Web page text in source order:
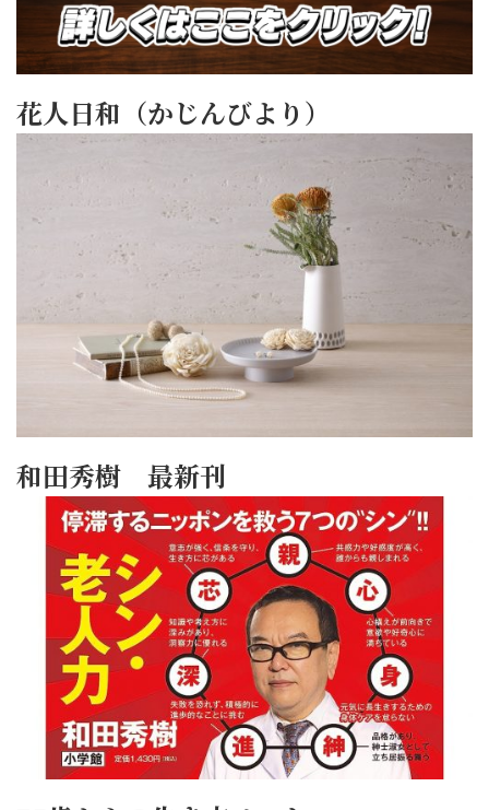
花人日和（かじんびより）
和田秀樹 最新刊